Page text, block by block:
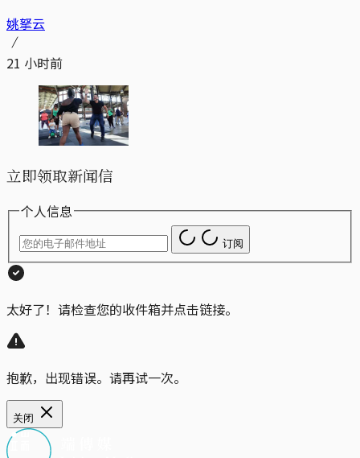
姚拏云
21 小时前
立即领取新闻信
个人信息
订阅
太好了！请检查您的收件箱并点击链接。
抱歉，出现错误。请再试一次。
关闭